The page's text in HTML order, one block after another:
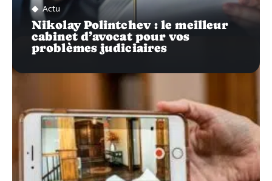
Actu
Nikolay Polintchev : le meilleur
cabinet d’avocat pour vos
problèmes judiciaires